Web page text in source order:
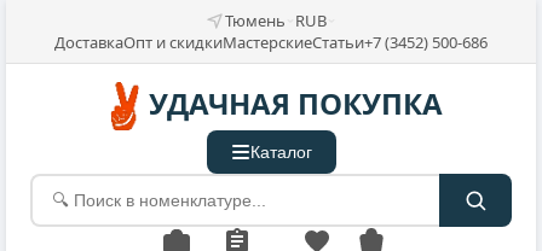
Тюмень RUB
ДоставкаОпт и скидкиМастерскиеСтатьи+7 (3452) 500-686
УДАЧНАЯ ПОКУПКА
Каталог